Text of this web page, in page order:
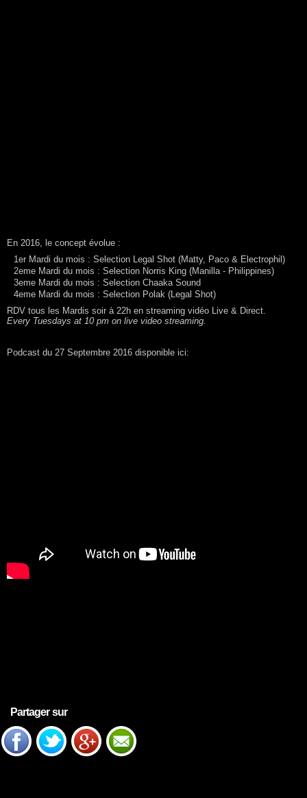
En 2016, le concept évolue :
1er Mardi du mois : Selection Legal Shot (Matty, Paco & Electrophil)
2eme Mardi du mois : Selection Norris King (Manilla - Philippines)
3eme Mardi du mois : Selection Chaaka Sound
4eme Mardi du mois : Selection Polak (Legal Shot)
RDV tous les Mardis soir à 22h en streaming vidéo Live & Direct.
Every Tuesdays at 10 pm on live video streaming.
Podcast du 27 Septembre 2016 disponible ici:
Partager sur